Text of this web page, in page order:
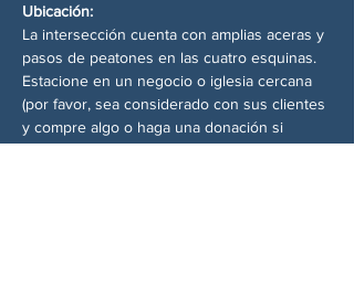
Ubicación:
La intersección cuenta con amplias aceras y
pasos de peatones en las cuatro esquinas.
Estacione en un negocio o iglesia cercana
(por favor, sea considerado con sus clientes
y compre algo o haga una donación si
puede; estacione bajo su propia